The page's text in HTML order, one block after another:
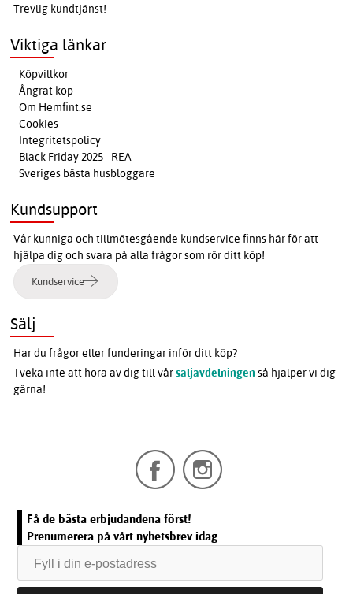
Trevlig kundtjänst!
Viktiga länkar
Köpvillkor
Ångrat köp
Om Hemfint.se
Cookies
Integritetspolicy
Black Friday 2025 - REA
Sveriges bästa husbloggare
Kundsupport
Vår kunniga och tillmötesgående kundservice finns här för att
hjälpa dig och svara på alla frågor som rör ditt köp!
Kundservice
Sälj
Har du frågor eller funderingar inför ditt köp?
Tveka inte att höra av dig till vårsäljavdelningen så hjälper vi dig
gärna!
Få de bästa erbjudandena först!
Prenumerera på vårt nyhetsbrev idag